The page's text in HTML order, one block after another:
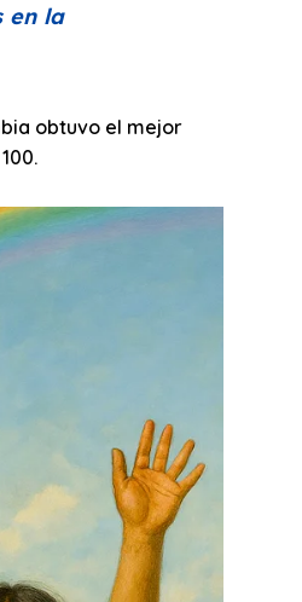
en la
obtuvo el mejor